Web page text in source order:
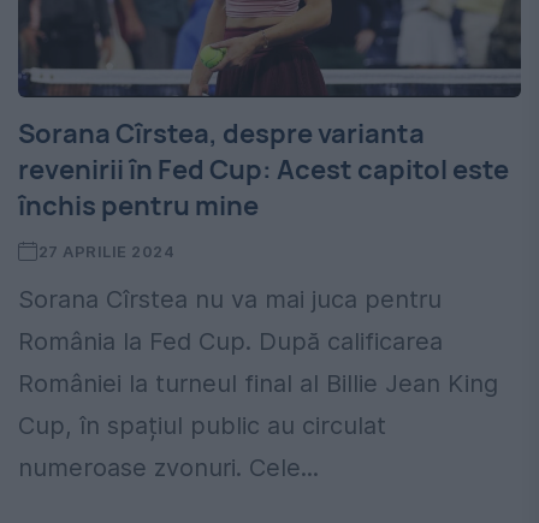
Sorana Cîrstea, despre varianta
revenirii în Fed Cup: Acest capitol este
închis pentru mine
27 APRILIE 2024
Sorana Cîrstea nu va mai juca pentru
România la Fed Cup. După calificarea
României la turneul final al Billie Jean King
Cup, în spațiul public au circulat
numeroase zvonuri. Cele...